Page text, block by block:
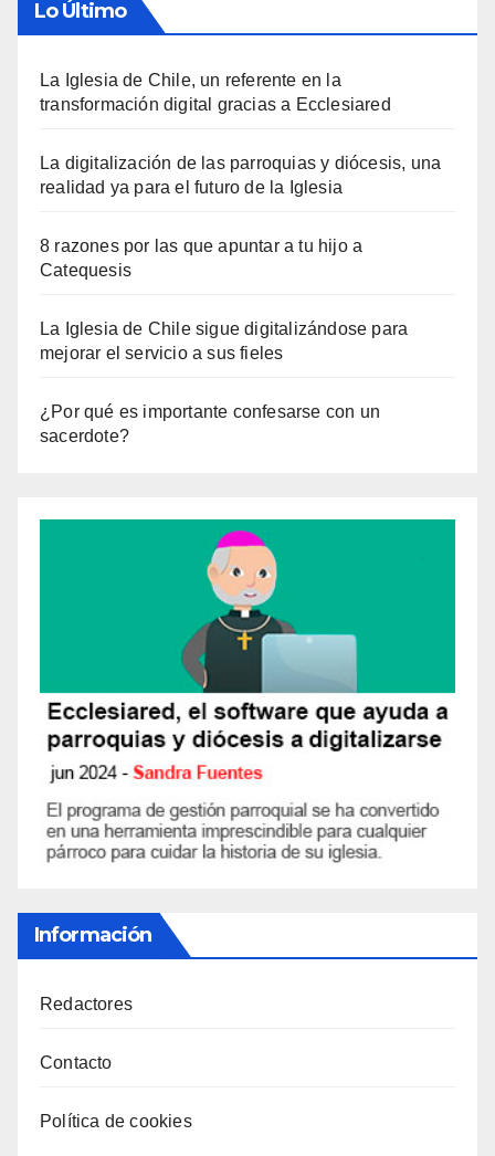
Lo Último
La Iglesia de Chile, un referente en la
transformación digital gracias a Ecclesiared
La digitalización de las parroquias y diócesis, una
realidad ya para el futuro de la Iglesia
8 razones por las que apuntar a tu hijo a
Catequesis
La Iglesia de Chile sigue digitalizándose para
mejorar el servicio a sus fieles
¿Por qué es importante confesarse con un
sacerdote?
Información
Redactores
Contacto
Política de cookies